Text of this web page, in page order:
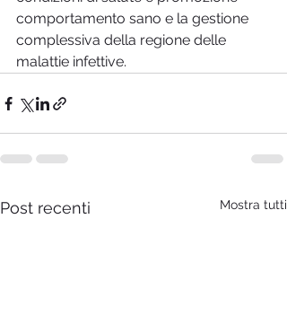
comportamento sano e la gestione
complessiva della regione delle
malattie infettive.
Post recenti Mostra tutti